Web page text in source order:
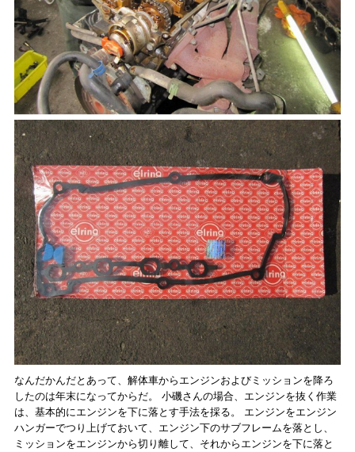
なんだかんだとあって、解体車からエンジンおよびミッションを降ろ
したのは年末になってからだ。 小磯さんの場合、エンジンを抜く作業
は、基本的にエンジンを下に落とす手法を採る。 エンジンをエンジン
ハンガーでつり上げておいて、エンジン下のサブフレームを落とし、
ミッションをエンジンから切り離して、それからエンジンを下に落と